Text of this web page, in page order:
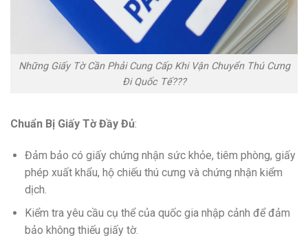
Những Giấy Tờ Cần Phải Cung Cấp Khi Vận Chuyển Thú Cưng
Đi Quốc Tế???
Chuẩn Bị Giấy Tờ Đầy Đủ:
Đảm bảo có giấy chứng nhận sức khỏe, tiêm phòng, giấy
phép xuất khẩu, hộ chiếu thú cưng và chứng nhận kiểm
dịch.
Kiểm tra yêu cầu cụ thể của quốc gia nhập cảnh để đảm
bảo không thiếu giấy tờ.